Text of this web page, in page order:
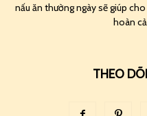
nấu ăn thường ngày sẽ giúp
hoàn
THEO